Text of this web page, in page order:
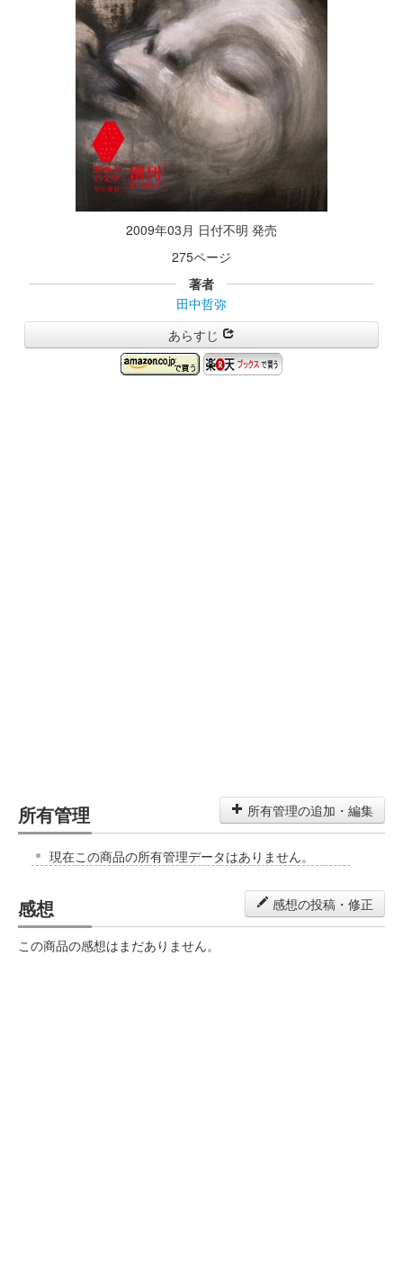
2009年03月 日付不明 発売
275ページ
著者
田中哲弥
あらすじ
所有管理 所有管理の追加・編集
現在この商品の所有管理データはありません。
感想 感想の投稿・修正
この商品の感想はまだありません。